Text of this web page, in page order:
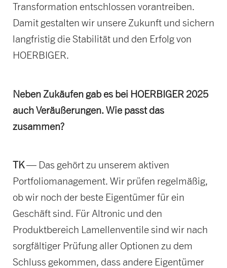
Transformation entschlossen vorantreiben.
Damit gestalten wir unsere Zukunft und sichern
langfristig die Stabilität und den Erfolg von
HOERBIGER.
Neben Zukäufen gab es bei HOERBIGER 2025
auch Veräußerungen. Wie passt das
zusammen?
TK— Das gehört zu unserem aktiven
Portfoliomanagement. Wir prüfen regelmäßig,
ob wir noch der beste Eigentümer für ein
Geschäft sind. Für Altronic und den
Produktbereich Lamellenventile sind wir nach
sorgfältiger Prüfung aller Optionen zu dem
Schluss gekommen, dass andere Eigentümer